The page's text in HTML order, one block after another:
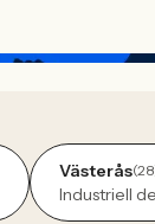
Västerås
Industriell